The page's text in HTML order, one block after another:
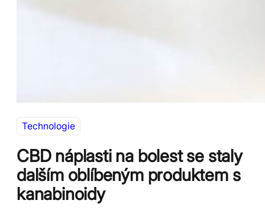
Technologie
CBD náplasti na bolest se staly
dalším oblíbeným produktem s
kanabinoidy